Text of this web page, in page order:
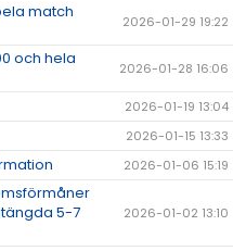
match
2026-01-29 19:22
och hela
2026-01-28 16:06
2026-01-19 13:04
2026-01-15 13:33
2026-01-06 15:19
5-7
2026-01-02 13:10